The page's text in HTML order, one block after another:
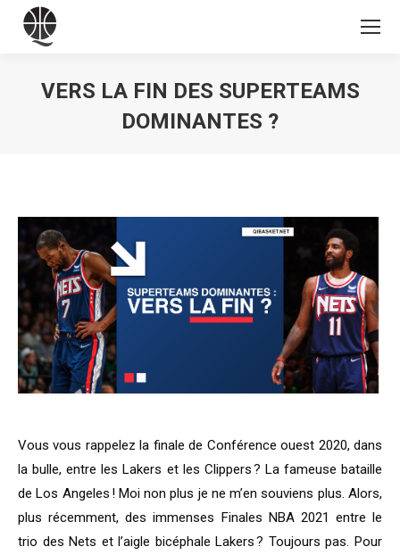
VERS LA FIN DES SUPERTEAMS
DOMINANTES ?
Vous vous rappelez la finale de Conférence ouest 2020, dans
la bulle, entre les Lakers et les Clippers ? La fameuse bataille
de Los Angeles ! Moi non plus je ne m’en souviens plus. Alors,
plus récemment, des immenses Finales NBA 2021 entre le
trio des Nets et l’aigle bicéphale Lakers ? Toujours pas. Pour